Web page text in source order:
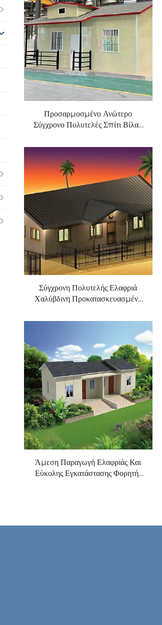
Προσαρμοσμένο Ανώτερο
Σύγχρονο Πολυτελές Σπίτι Βίλας,
Προκατασκευασμένο Σπίτι από
Ελαφριά Χαλύβδινη
Σαντουιτσόπλακα σε Δοχείο, Προς
Πώληση
Σύγχρονη Πολυτελής Ελαφριά
Χαλύβδινη Προκατασκευασμένη
Ενέργεια, Αδιάβροχη, για
Καθιστικό, Κουζίνα, Υπνοδωμάτιο,
Μπάνιο
Άμεση Παραγωγή Ελαφριάς Και
Εύκολης Εγκατάστασης Φορητής